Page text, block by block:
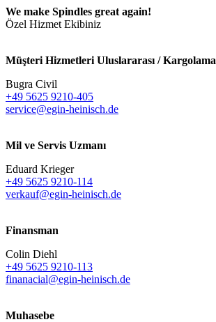
We make Spindles great again!
Özel Hizmet Ekibiniz
Müşteri Hizmetleri Uluslararası / Kargolama
Bugra Civil
+49 5625 9210-405
service@egin-heinisch.de
Mil ve Servis Uzmanı
Eduard Krieger
+49 5625 9210-114
verkauf@egin-heinisch.de
Finansman
Colin Diehl
+49 5625 9210-113
finanacial@egin-heinisch.de
Muhasebe